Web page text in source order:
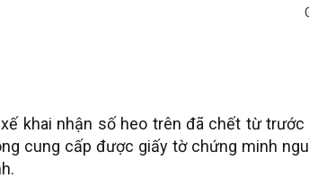
khai nhận số heo trên đã chết từ
cung cấp được giấy tờ chứng minh